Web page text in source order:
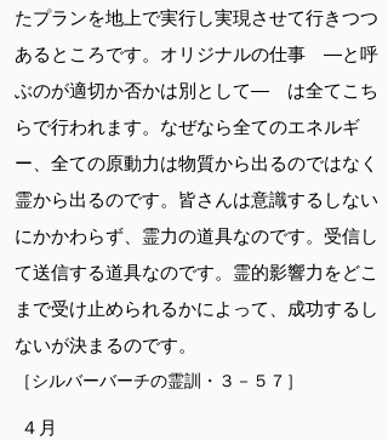
たプランを地上で実行し実現させて行きつつ
あるところです。オリジナルの仕事 ―と呼
ぶのが適切か否かは別として― は全てこち
らで行われます。なぜなら全てのエネルギ
ー、全ての原動力は物質から出るのではなく
霊から出るのです。皆さんは意識するしない
にかかわらず、霊力の道具なのです。受信し
て送信する道具なのです。霊的影響力をどこ
まで受け止められるかによって、成功するし
ないが決まるのです。
［シルバーバーチの霊訓・３－５７］
４月